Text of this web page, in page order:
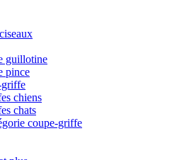
guillotine
pince
chiens
chats
coupe-griffe